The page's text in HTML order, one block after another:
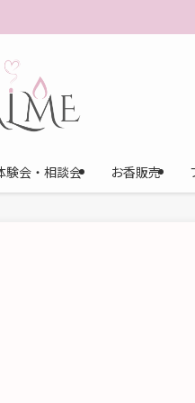
験会・相談会 お香販売